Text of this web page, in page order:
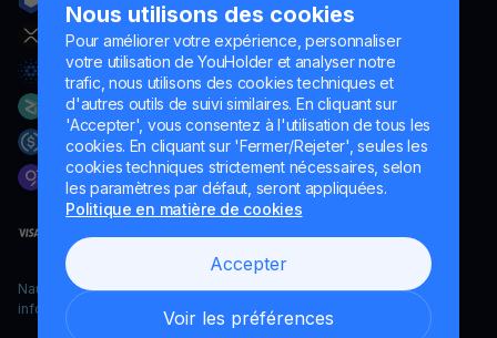
Nous utilisons des cookies
Pour améliorer votre expérience, personnaliser
votre utilisation de YouHolder et analyser notre
trafic, nous utilisons des cookies techniques et
d'autres outils de suivi similaires. En cliquant sur
'Accepter', vous consentez à l'utilisation de tous les
cookies. En cliquant sur 'Fermer/Rejeter', seules les
cookies techniques strictement nécessaires, selon
les paramètres par défaut, seront appliquées.
Politique en matière de cookies
Accepter
Voir les préférences
Naumard LTD. – uniquement à des fins de développement
informatique, de recherche et de marketing